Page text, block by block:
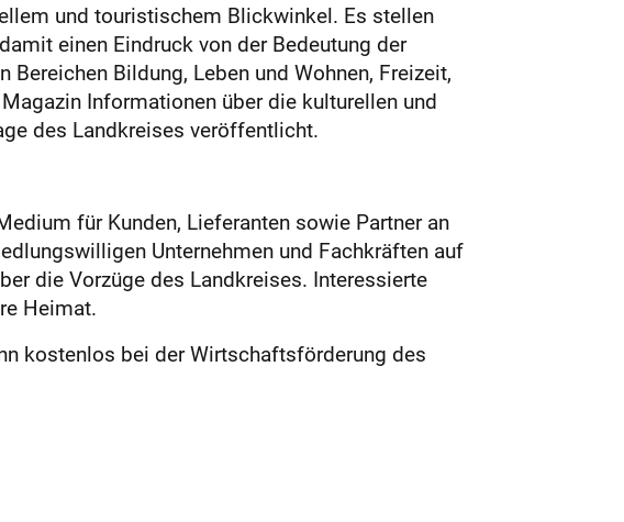
und touristischem Blickwinkel. Es stellen
einen Eindruck von der Bedeutung der
Bildung, Leben und Wohnen, Freizeit,
Informationen über die kulturellen und
des Landkreises veröffentlicht.
für Kunden, Lieferanten sowie Partner an
Unternehmen und Fachkräften auf
die Vorzüge des Landkreises. Interessierte
Heimat.
kostenlos bei der Wirtschaftsförderung des